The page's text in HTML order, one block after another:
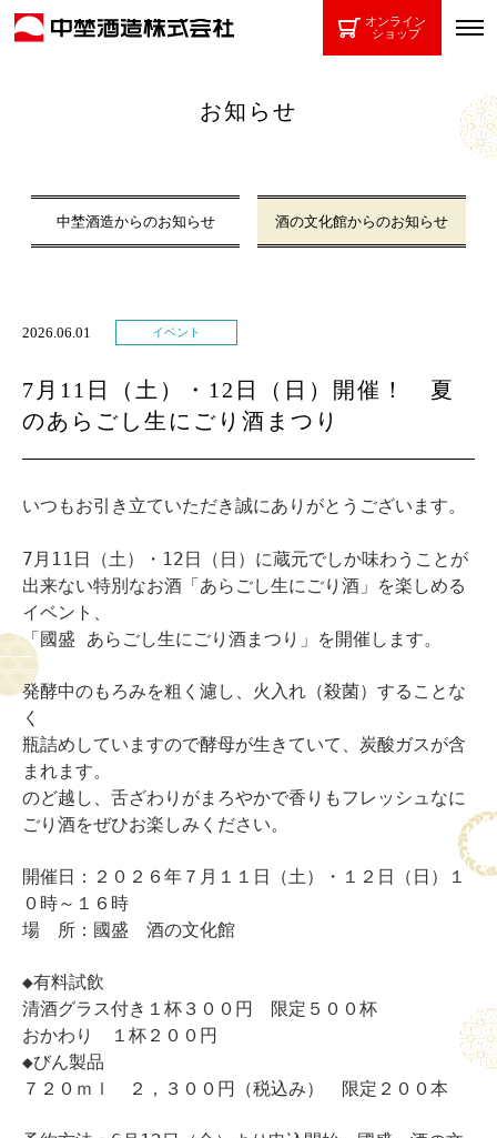
オンライン
ショップ
お知らせ
中埜酒造からのお知らせ 酒の文化館からのお知らせ
2026.06.01 イベント
7月11日（土）・12日（日）開催！ 夏
のあらごし生にごり酒まつり
いつもお引き立ていただき誠にありがとうございます。
7月11日（土）・12日（日）に蔵元でしか味わうことが
出来ない特別なお酒「あらごし生にごり酒」を楽しめる
イベント、
「國盛 あらごし生にごり酒まつり」を開催します。
発酵中のもろみを粗く濾し、火入れ（殺菌）することな
く
瓶詰め していますので酵母が生きていて、炭酸ガスが含
まれます。
のど越し、舌ざわりがまろやかで香りもフレッシュなに
ごり酒をぜひお楽しみください。
開催日：２０２６年７月１１日（土）・１２日（日）１
０時～１６時
場 所：國盛 酒の文化館
◆有料試飲
清酒グラス付き１杯３００円 限定５００杯
おかわり １杯２００円
◆びん製品
７２０ｍｌ ２，３００円（税込み） 限定２００本